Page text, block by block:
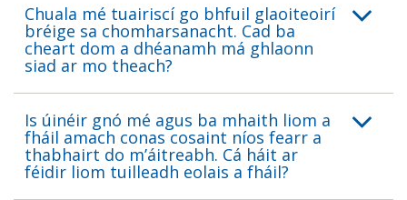
Chuala mé tuairiscí go bhfuil glaoiteoirí
bréige sa chomharsanacht. Cad ba
cheart dom a dhéanamh má ghlaonn
siad ar mo theach?
Is úinéir gnó mé agus ba mhaith liom a
fháil amach conas cosaint níos fearr a
thabhairt do m’áitreabh. Cá háit ar
féidir liom tuilleadh eolais a fháil?